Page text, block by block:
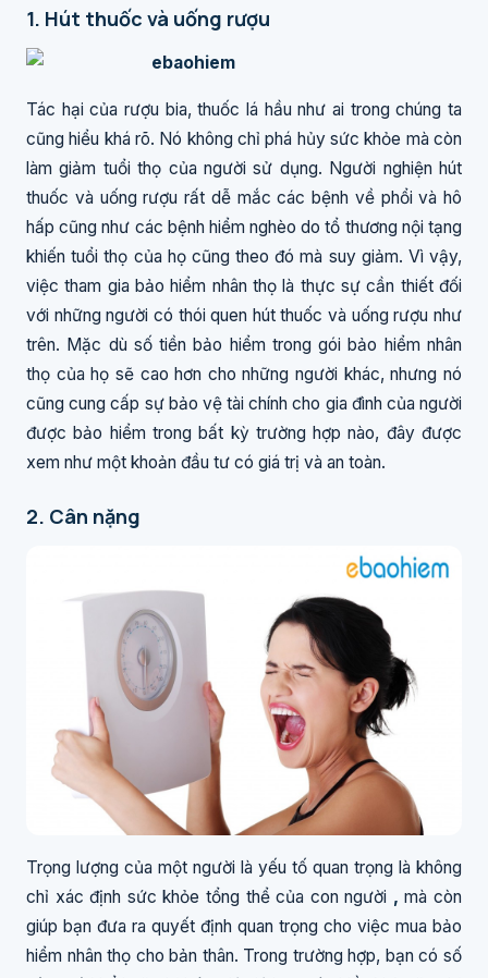
1. Hút thuốc và uống rượu
Tác hại của rượu bia, thuốc lá hầu như ai trong chúng ta
cũng hiểu khá rõ. Nó không chỉ phá hủy sức khỏe mà còn
làm giảm tuổi thọ của người sử dụng. Người nghiện hút
thuốc và uống rượu rất dễ mắc các bệnh về phổi và hô
hấp cũng như các bệnh hiểm nghèo do tổ thương nội tạng
khiến tuổi thọ của họ cũng theo đó mà suy giảm. Vì vậy,
việc tham gia bảo hiểm nhân thọ là thực sự cần thiết đối
với những người có thói quen hút thuốc và uống rượu như
trên. Mặc dù số tiền bảo hiểm trong gói bảo hiểm nhân
thọ của họ sẽ cao hơn cho những người khác, nhưng nó
cũng cung cấp sự bảo vệ tài chính cho gia đình của người
được bảo hiểm trong bất kỳ trường hợp nào, đây được
xem như một khoản đầu tư có giá trị và an toàn.
2. Cân nặng
Trọng lượng của một người là yếu tố quan trọng là không
chỉ xác định sức khỏe tổng thể của con người , mà còn
giúp bạn đưa ra quyết định quan trọng cho việc mua bảo
hiểm nhân thọ cho bản thân. Trong trường hợp, bạn có số